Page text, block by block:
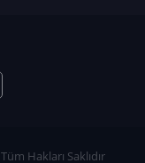
Tüm Hakları Saklıdır